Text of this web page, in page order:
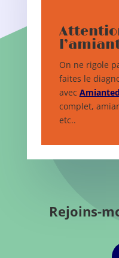
On ne rigole
faites le
avec
complet,
etc..
Rejoins-